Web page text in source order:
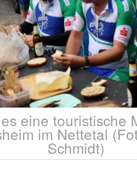
eine touristische
im Nettetal
Schmidt)